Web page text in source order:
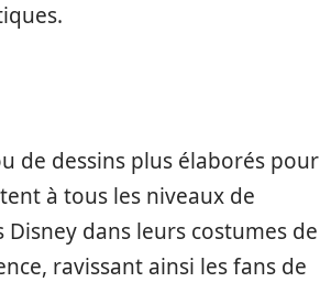
de dessins plus élaborés pour
à tous les niveaux de
dans leurs costumes de
ravissant ainsi les fans de